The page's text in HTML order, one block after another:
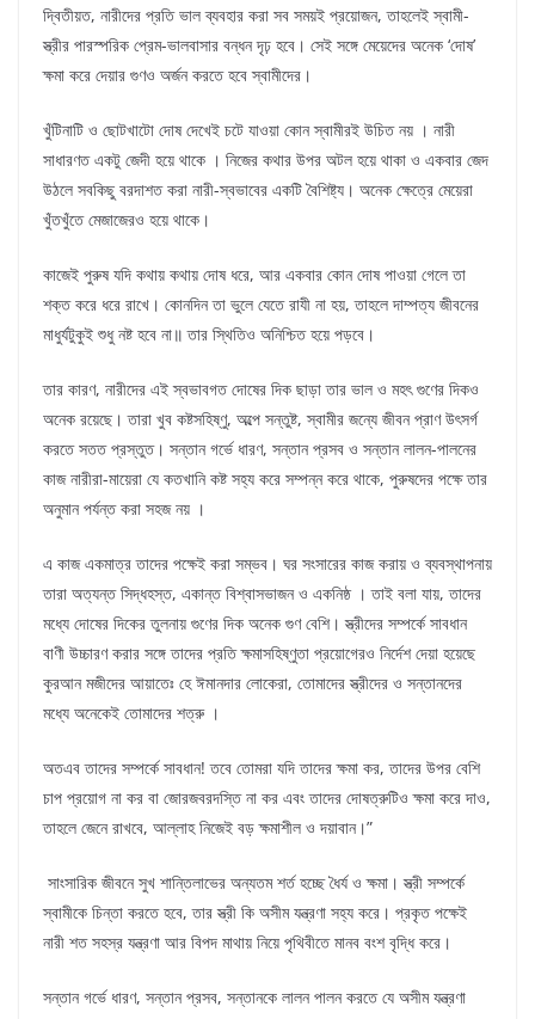
দ্বিতীয়ত, নারীদের প্রতি ভাল ব্যবহার করা সব সময়ই প্রয়োজন, তাহলেই স্বামী-
স্ত্রীর পারস্পরিক প্রেম-ভালবাসার বন্ধন দৃঢ় হবে। সেই সঙ্গে মেয়েদের অনেক ‘দোষ’
ক্ষমা করে দেয়ার গুণও অর্জন করতে হবে স্বামীদের।
খুঁটিনাটি ও ছোটখাটো দোষ দেখেই চটে যাওয়া কোন স্বামীরই উচিত নয় । নারী
সাধারণত একটু জেদী হয়ে থাকে । নিজের কথার উপর অটল হয়ে থাকা ও একবার জেদ
উঠলে সবকিছু বরদাশত করা নারী-স্বভাবের একটি বৈশিষ্ট্য। অনেক ক্ষেত্রে মেয়েরা
খুঁতখুঁতে মেজাজেরও হয়ে থাকে।
কাজেই পুরুষ যদি কথায় কথায় দোষ ধরে, আর একবার কোন দোষ পাওয়া গেলে তা
শক্ত করে ধরে রাখে। কোনদিন তা ভুলে যেতে রাযী না হয়, তাহলে দাম্পত্য জীবনের
মাধুর্যটুকুই শুধু নষ্ট হবে না॥ তার স্থিতিও অনিশ্চিত হয়ে পড়বে।
তার কারণ, নারীদের এই স্বভাবগত দোষের দিক ছাড়া তার ভাল ও মহৎ গুণের দিকও
অনেক রয়েছে। তারা খুব কষ্টসহিষ্ণু, অল্পে সন্তুষ্ট, স্বামীর জন্যে জীবন প্রাণ উৎসর্গ
করতে সতত প্রস্তুত। সন্তান গর্ভে ধারণ, সন্তান প্রসব ও সন্তান লালন-পালনের
কাজ নারীরা-মায়েরা যে কতখানি কষ্ট সহ্য করে সম্পন্ন করে থাকে, পুরুষদের পক্ষে তার
অনুমান পর্যন্ত করা সহজ নয় ।
এ কাজ একমাত্র তাদের পক্ষেই করা সম্ভব। ঘর সংসারের কাজ করায় ও ব্যবস্থাপনায়
তারা অত্যন্ত সিদ্ধহস্ত, একান্ত বিশ্বাসভাজন ও একনিষ্ঠ । তাই বলা যায়, তাদের
মধ্যে দোষের দিকের তুলনায় গুণের দিক অনেক গুণ বেশি। স্ত্রীদের সম্পর্কে সাবধান
বাণী উচ্চারণ করার সঙ্গে তাদের প্রতি ক্ষমাসহিষ্ণুতা প্রয়োগেরও নির্দেশ দেয়া হয়েছে
কুরআন মজীদের আয়াতেঃ হে ঈমানদার লোকেরা, তোমাদের স্ত্রীদের ও সন্তানদের
মধ্যে অনেকেই তোমাদের শত্রু ।
অতএব তাদের সম্পর্কে সাবধান! তবে তোমরা যদি তাদের ক্ষমা কর, তাদের উপর বেশি
চাপ প্রয়োগ না কর বা জোরজবরদস্তি না কর এবং তাদের দোষত্রুটিও ক্ষমা করে দাও,
তাহলে জেনে রাখবে, আল্লাহ নিজেই বড় ক্ষমাশীল ও দয়াবান।”
সাংসারিক জীবনে সুখ শান্তিলাভের অন্যতম শর্ত হচ্ছে ধৈর্য ও ক্ষমা। স্ত্রী সম্পর্কে
স্বামীকে চিন্তা করতে হবে, তার স্ত্রী কি অসীম যন্ত্রণা সহ্য করে। প্রকৃত পক্ষেই
নারী শত সহস্র যন্ত্রণা আর বিপদ মাথায় নিয়ে পৃথিবীতে মানব বংশ বৃদ্ধি করে।
সন্তান গর্ভে ধারণ, সন্তান প্রসব, সন্তানকে লালন পালন করতে যে অসীম যন্ত্রণা